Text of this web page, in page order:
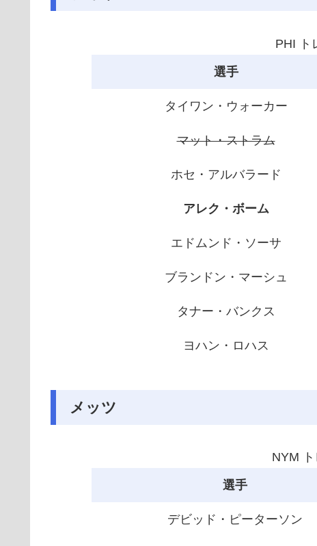
PHI ト
選手
タイワン・ウォーカー
マット・ストラム
ホセ・アルバラード
アレク・ボーム
エドムンド・ソーサ
ブランドン・マーシュ
タナー・バンクス
ヨハン・ロハス
メッツ
NYM
選手
デビッド・ピーターソン